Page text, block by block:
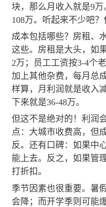
块，那么月收入就是9
108万。听起来不少吧？
成本包括哪些？房租、
这些。房租是大头，如
2万；员工工资按3-4个
加上其他杂费，每月总
样算，月利润就是收入
下来就是36-48万。
但这不是绝对的！利润
点：大城市收费高，但
反。还有口碑：如果中
能上去。反之，如果管
打折扣。
季节因素也很重要。暑
会降；而开学季则可能